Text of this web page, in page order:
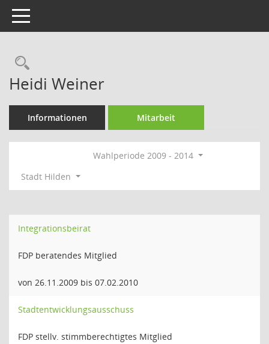
Toggle navigation
Rechercheauswahl
Heidi Weiner
Informationen Mitarbeit
Wahlperiode 2009 - 2014
Stadt Hilden
Integrationsbeirat
FDP beratendes Mitglied
von 26.11.2009 bis 07.02.2010
Stadtentwicklungsausschuss
FDP stellv. stimmberechtigtes Mitglied